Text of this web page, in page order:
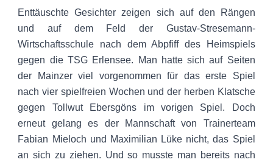
Enttäuschte Gesichter zeigen sich auf den Rängen
und auf dem Feld der Gustav-Stresemann-
Wirtschaftsschule nach dem Abpfiff des Heimspiels
gegen die TSG Erlensee. Man hatte sich auf Seiten
der Mainzer viel vorgenommen für das erste Spiel
nach vier spielfreien Wochen und der herben Klatsche
gegen Tollwut Ebersgöns im vorigen Spiel. Doch
erneut gelang es der Mannschaft von Trainerteam
Fabian Mieloch und Maximilian Lüke nicht, das Spiel
an sich zu ziehen. Und so musste man bereits nach